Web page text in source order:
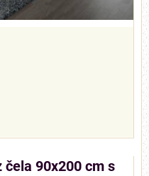
čela 90x200 cm s